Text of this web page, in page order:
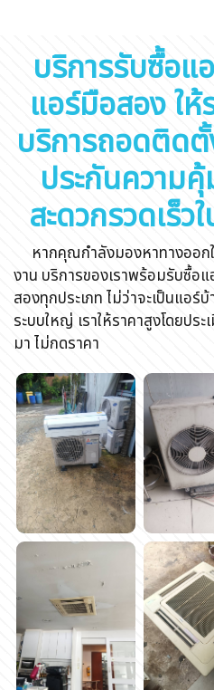
บริการรับซื้อแ
แอร์มือสอง ใ
บริการถอดติด
ประกันความ
สะดวกรวดเร็ว
หากคุณกำลังมองหาทางออกใ
งาน บริการของเราพร้อมรับซื้อ
สองทุกประเภท ไม่ว่าจะเป็นแอ
ระบบใหญ่ เราให้ราคาสูงโดยปร
มา ไม่กดราคา